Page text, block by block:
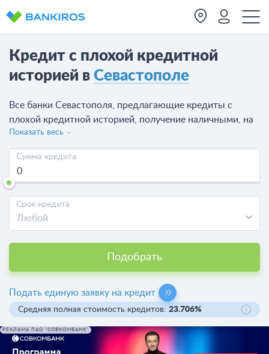
Кредит с плохой кредитной
историей в Севастополе
Все банки Севастополя, предлагающие кредиты с
плохой кредитной историей, получение наличными, на
счет. Здесь вы можете получить кредит, выбрав банк
или МФО, которая выдает займ с плохой кредитной
историей в Севастополе и отправив онлайн-заявку на
кредит в Севастополе. На сегодня доступно 28
предложений от 11 банков.
Показать весь
Сумма кредита
Срок кредита
Любой
Подобрать
Подать единую заявку на кредит
Средняя полная стоимость кредитов: 23.706%
РЕКЛАМА ПАО "СОВКОМБАНК"